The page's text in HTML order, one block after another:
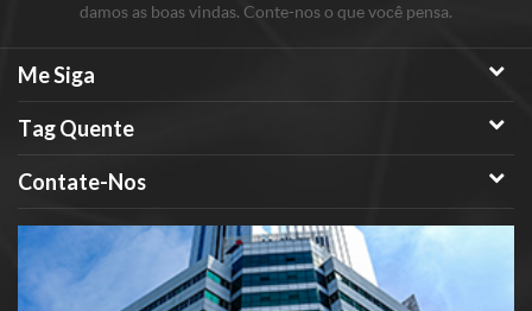
damos as boas vindas. Conte-nos o que você pensa.
Me Siga
Tag Quente
Contate-Nos